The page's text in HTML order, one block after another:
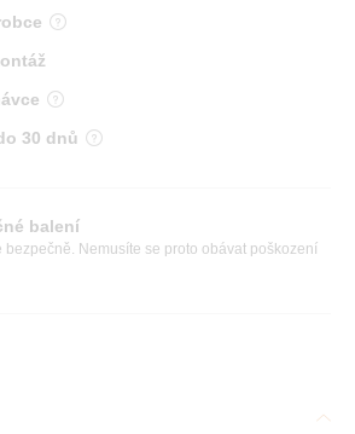
30 dnů
balení
bezpečně. Nemusíte se proto obávat poškození